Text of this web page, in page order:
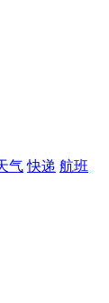
气 快递 航班